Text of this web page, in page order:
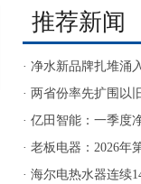
推荐新闻
· 净水新品牌扎堆涌
· 两省份率先扩围以
· 亿田智能：一季度
· 老板电器：2026年
· 海尔电热水器连续